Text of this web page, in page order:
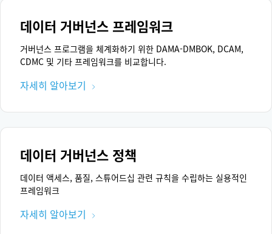
데이터 거버넌스 프레임워크
거버넌스 프로그램을 체계화하기 위한 DAMA-DMBOK, DCAM,
CDMC 및 기타 프레임워크를 비교합니다.
자세히 알아보기
데이터 거버넌스 정책
데이터 액세스, 품질, 스튜어드십 관련 규칙을 수립하는 실용적인
프레임워크
자세히 알아보기